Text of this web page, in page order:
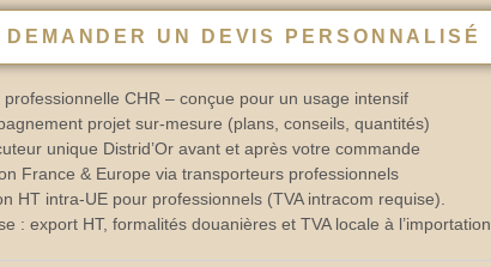
DEMANDER UN DEVIS PERSONNALISÉ
professionnelle CHR – conçue pour un usage intensif
projet sur-mesure (plans, conseils, quantités)
unique Distrid’Or avant et après votre commande
France & Europe via transporteurs professionnels
HT intra-UE pour professionnels (TVA intracom requise).
: export HT, formalités douanières et TVA locale à l’importation.